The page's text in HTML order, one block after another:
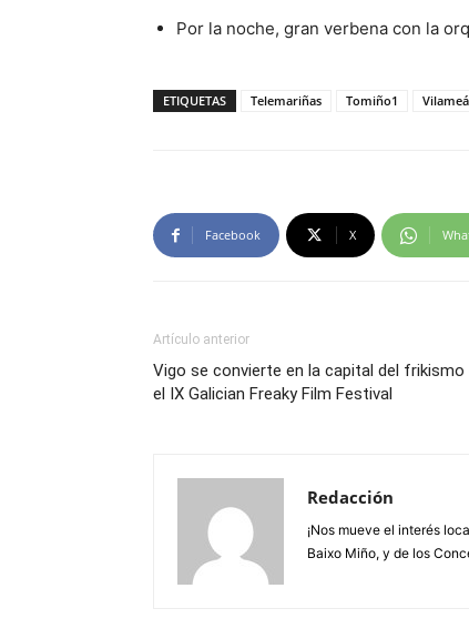
Por la noche, gran verbena con la
ETIQUETAS Telemariñas Tomiño1
Facebook X
Artículo anterior
Vigo se convierte en la capital del frikismo
el IX Galician Freaky Film Festival
Redacción
¡Nos mueve el interés
Baixo Miño, y de los